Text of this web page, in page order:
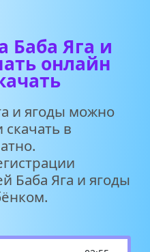
Баба Яга и
онлайн
и ягоды можно
в
Баба Яга и ягоды